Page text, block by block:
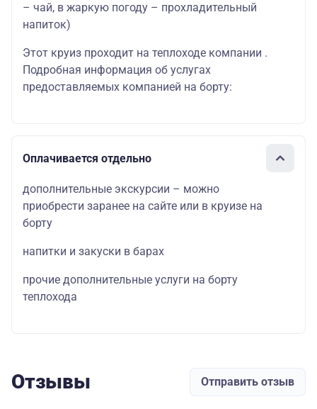
– чай, в жаркую погоду – прохладительный
напиток)
Этот круиз проходит на теплоходе компании .
Подробная информация об услугах
предоставляемых компанией на борту:
Оплачивается отдельно
дополнительные экскурсии – можно
приобрести заранее на сайте или в круизе на
борту
напитки и закуски в барах
прочие дополнительные услуги на борту
теплохода
Отзывы Отправить отзыв